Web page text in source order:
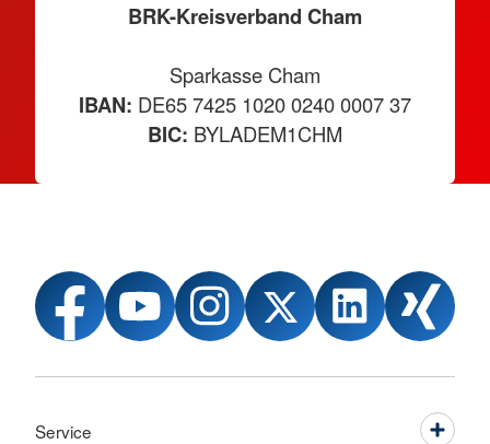
BRK-Kreisverband Cham
Sparkasse Cham
IBAN: DE65 7425 1020 0240 0007 37
BIC: BYLADEM1CHM
Service